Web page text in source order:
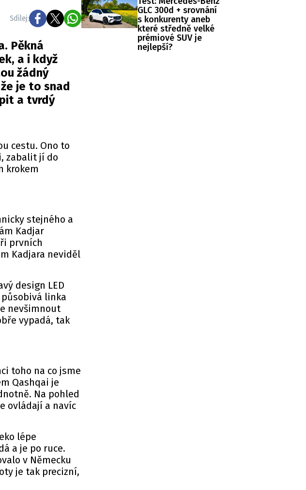
Sdílej:
Pěkná
a i když
žádný
je to snad
a tvrdý
cestu. Ono to
zabalit jí do
krokem
stejného a
Kadjar
prvních
Kadjara neviděl
design LED
linka
nevšimnout
vypadá, tak
toho na co jsme
Qashqai je
Na pohled
ovládají a navíc
lépe
a je po ruce.
v Německu
je tak precizní,
GLC 300d + srovnání
s konkurenty aneb
které středně velké
prémiové SUV je
nejlepší?